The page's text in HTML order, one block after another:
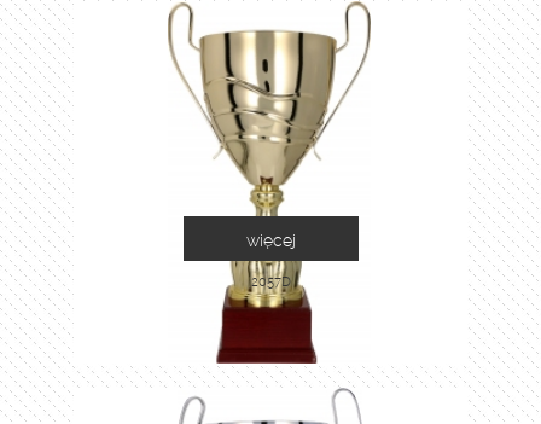
2057D
więcej